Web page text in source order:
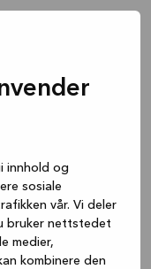
innhold og
sosiale
vår. Vi deler
bruker nettstedet
medier,
kombinere den